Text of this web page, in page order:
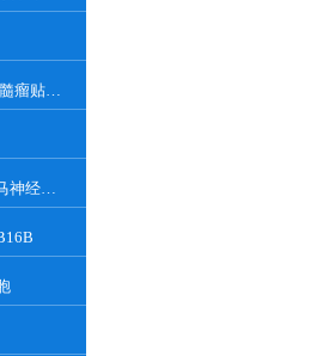
SP2/0-AG14小鼠骨髓瘤贴壁细胞系
HT22细胞 (小鼠海马神经元细胞) (STR鉴定正确)